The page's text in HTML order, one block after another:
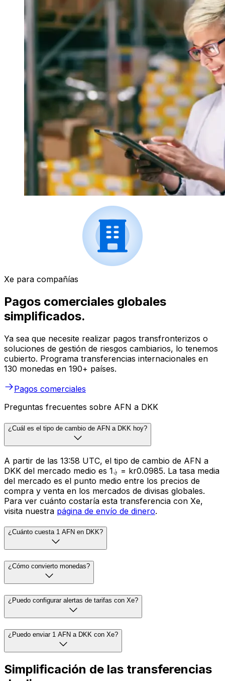
Xe para compañías
Pagos comerciales globales
simplificados.
Ya sea que necesite realizar pagos transfronterizos o
soluciones de gestión de riesgos cambiarios, lo tenemos
cubierto. Programa transferencias internacionales en
130 monedas en 190+ países.
Pagos comerciales
Preguntas frecuentes sobre AFN a DKK
¿Cuál es el tipo de cambio de AFN a DKK hoy?
A partir de las 13:58 UTC, el tipo de cambio de AFN a
DKK del mercado medio es ؋1 = kr0.0985. La tasa media
del mercado es el punto medio entre los precios de
compra y venta en los mercados de divisas globales.
Para ver cuánto costaría esta transferencia con Xe,
visita nuestra página de envío de dinero.
¿Cuánto cuesta 1 AFN en DKK?
¿Cómo convierto monedas?
¿Puedo configurar alertas de tarifas con Xe?
¿Puedo enviar 1 AFN a DKK con Xe?
Simplificación de las transferencias